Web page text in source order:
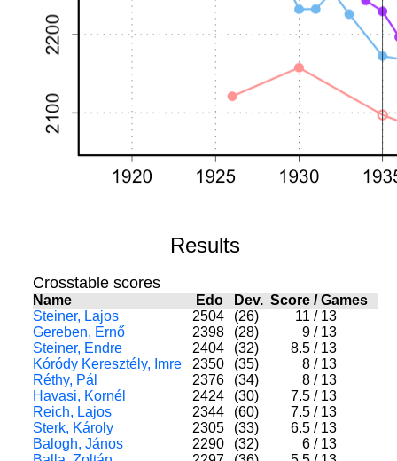
Results
Crosstable scores
Name Edo Dev. Score/Games
Steiner, Lajos
2504 (26) 11 / 13
Gereben, Ernő
2398 (28) 9 / 13
Steiner, Endre
2404 (32) 8.5 / 13
Kóródy Keresztély, Imre
2350 (35) 8 / 13
Réthy, Pál
2376 (34) 8 / 13
Havasi, Kornél
2424 (30) 7.5 / 13
Reich, Lajos
2344 (60) 7.5 / 13
Sterk, Károly
2305 (33) 6.5 / 13
Balogh, János
2290 (32) 6 / 13